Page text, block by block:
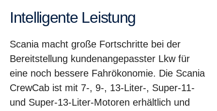
Intelligente Leistung
Scania macht große Fortschritte bei der
Bereitstellung kundenangepasster Lkw für
eine noch bessere Fahrökonomie. Die Scania
CrewCab ist mit 7-, 9-, 13-Liter-, Super-11-
und Super-13-Liter-Motoren erhältlich und